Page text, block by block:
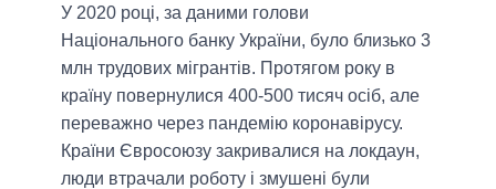
У 2020 році, за даними голови
Національного банку України, було близько 3
млн трудових мігрантів. Протягом року в
країну повернулися 400-500 тисяч осіб, але
переважно через пандемію коронавірусу.
Країни Євросоюзу закривалися на локдаун,
люди втрачали роботу і змушені були